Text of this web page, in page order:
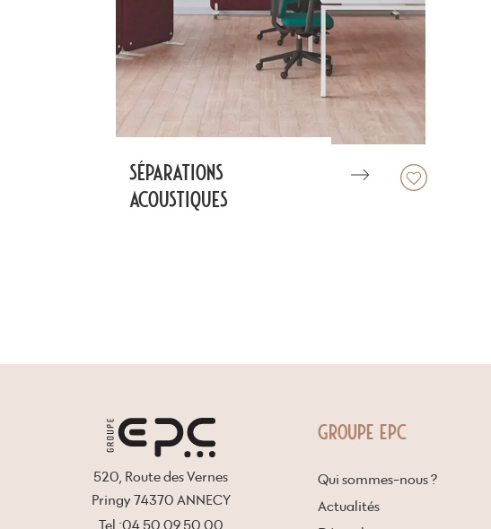
Séparations
acoustiques
520, Route des Vernes
Pringy 74370 ANNECY
Tel :04 50 09 50 00
GROUPE EPC
Qui sommes-nous ?
Actualités